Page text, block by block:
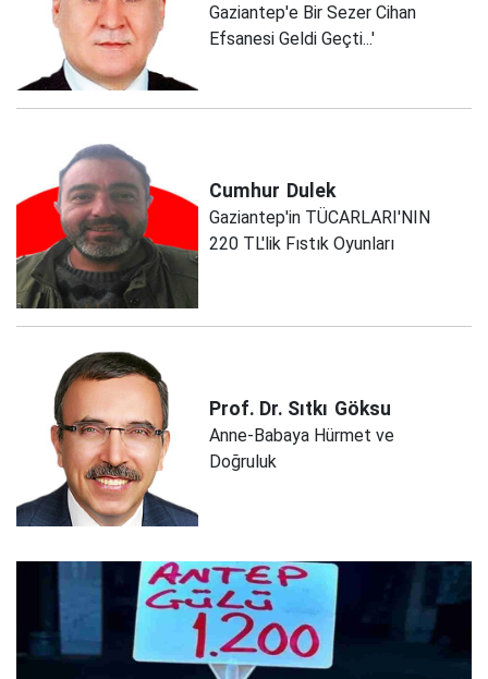
Gaziantep'e Bir Sezer Cihan
Efsanesi Geldi Geçti...'
Cumhur Dulek
Gaziantep'in TÜCARLARI'NIN
220 TL'lik Fıstık Oyunları
Prof. Dr. Sıtkı Göksu
Anne-Babaya Hürmet ve
Doğruluk